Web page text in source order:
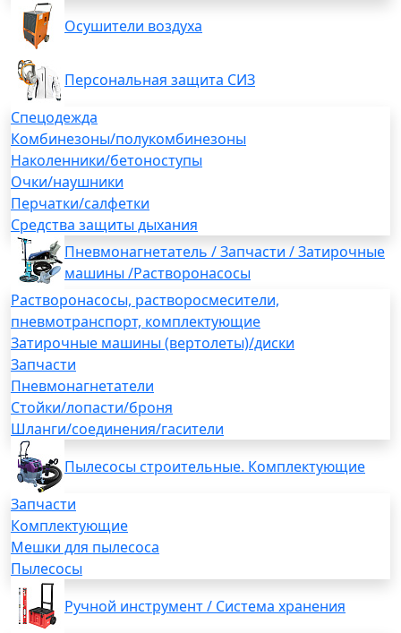
Осушители воздуха
Персональная защита СИЗ
Спецодежда
Комбинезоны/полукомбинезоны
Наколенники/бетоноступы
Очки/наушники
Перчатки/салфетки
Средства защиты дыхания
Пневмонагнетатель / Запчасти / Затирочные
машины /Растворонасосы
Растворонасосы, растворосмесители,
пневмотранспорт, комплектующие
Затирочные машины (вертолеты)/диски
Запчасти
Пневмонагнетатели
Стойки/лопасти/броня
Шланги/соединения/гасители
Пылесосы строительные. Комплектующие
Запчасти
Комплектующие
Мешки для пылесоса
Пылесосы
Ручной инструмент / Система хранения